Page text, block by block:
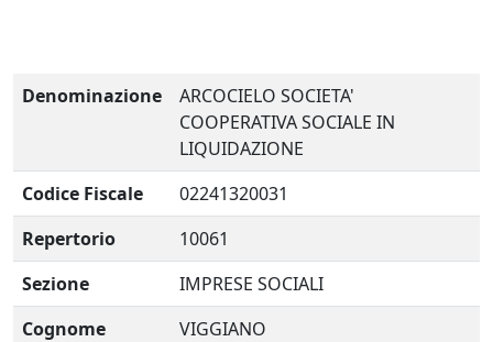
Denominazione
ARCOCIELO SOCIETA'
COOPERATIVA SOCIALE IN
LIQUIDAZIONE
Codice Fiscale
02241320031
Repertorio
10061
Sezione
IMPRESE SOCIALI
Cognome
VIGGIANO